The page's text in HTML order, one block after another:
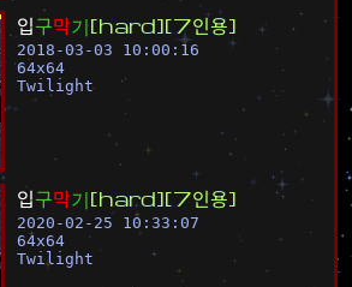
입구막기[hard][7인용]
2018-03-03 10:00:16
64x64
Twilight
입구막기[hard][7인용]
2020-02-25 10:33:07
64x64
Twilight